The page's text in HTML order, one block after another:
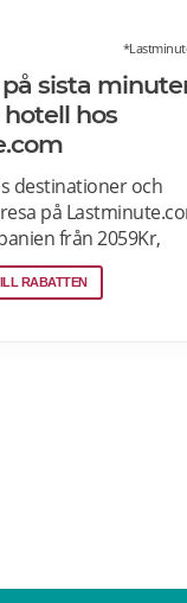
sista
hotell hos
destinationer och
på
från 2059Kr,
och hav? Boka flyg +
och koppla
RABATTEN